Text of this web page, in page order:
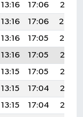
13:16 17:06
20:21
13:16 17:06
20:20
13:16 17:05
20:19
13:16 17:05
20:18
13:15 17:05
20:17
13:15 17:04
20:16
13:15 17:04
20:15